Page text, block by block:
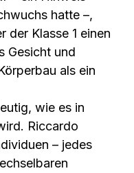
hatte –,
der Klasse 1 einen
Gesicht und
als ein
wie es in
Riccardo
– jedes